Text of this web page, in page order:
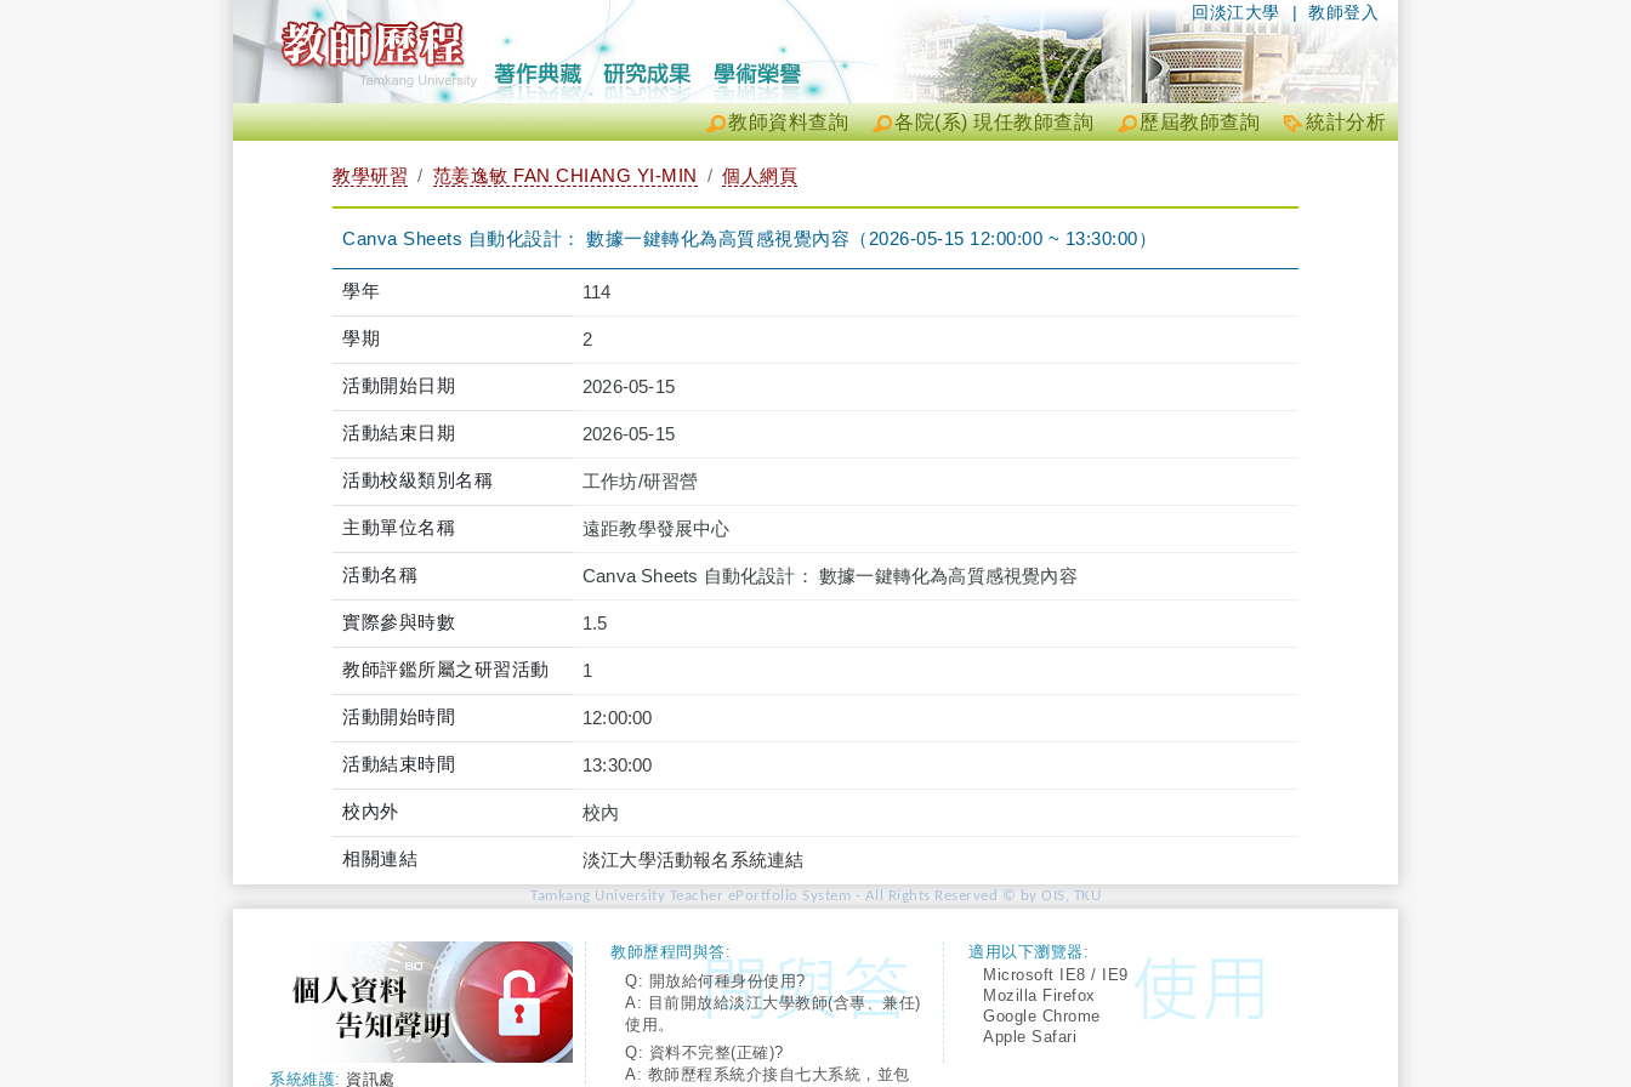
| 教師登入
回淡江大學
統計分析
歷屆教師查詢
各院(系) 現任教師查詢
教師資料查詢
教學研習 范姜逸敏 FAN CHIANG YI-MIN 個人網頁
Canva Sheets 自動化設計： 數據一鍵轉化為高質感視覺內容（2026-05-15 12:00:00 ~ 13:30:00）
學年 114
學期 2
活動開始日期 2026-05-15
活動結束日期 2026-05-15
活動校級類別名稱 工作坊/研習營
主動單位名稱 遠距教學發展中心
活動名稱 Canva Sheets 自動化設計： 數據一鍵轉化為高質感視覺內容
實際參與時數 1.5
教師評鑑所屬之研習活動 1
活動開始時間 12:00:00
活動結束時間 13:30:00
校內外 校內
相關連結 淡江大學活動報名系統連結
Tamkang University Teacher ePortfolio System - All Rights Reserved © by OIS, TKU
系統維護: 資訊處
教師歷程問與答:
Q: 開放給何種身份使用?
A: 目前開放給淡江大學教師(含專、兼任)
使用。
Q: 資料不完整(正確)?
A: 教師歷程系統介接自七大系統，並包
適用以下瀏覽器:
Microsoft IE8 / IE9
Mozilla Firefox
Google Chrome
Apple Safari